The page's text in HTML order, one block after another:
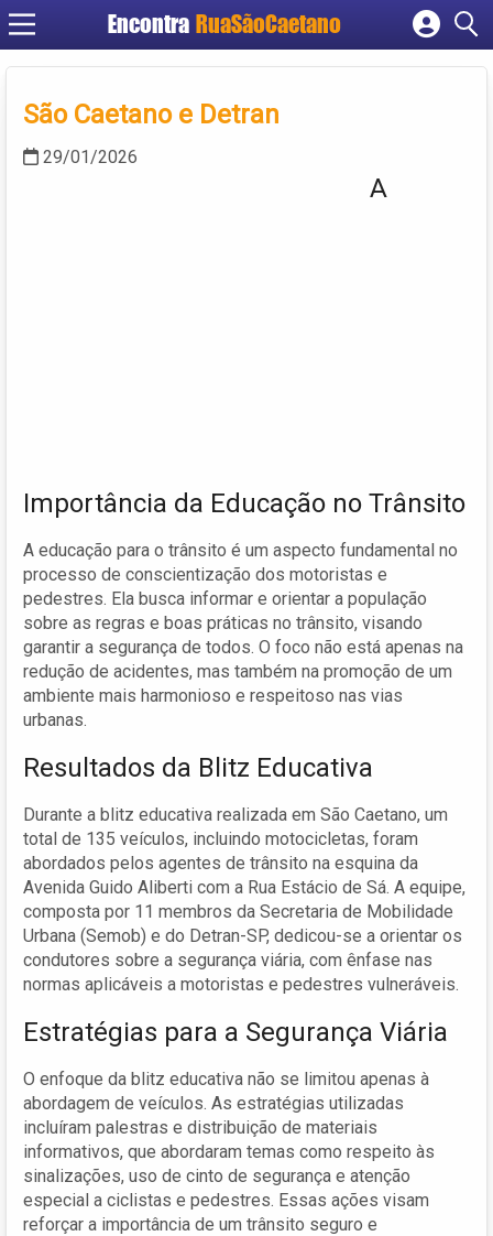
Encontra RuaSãoCaetano
Cadastrar empresa
Criar conta
São Caetano e Detran
29/01/2026
A
Importância da Educação no Trânsito
A educação para o trânsito é um aspecto fundamental no
processo de conscientização dos motoristas e
pedestres. Ela busca informar e orientar a população
sobre as regras e boas práticas no trânsito, visando
garantir a segurança de todos. O foco não está apenas na
redução de acidentes, mas também na promoção de um
ambiente mais harmonioso e respeitoso nas vias
urbanas.
Resultados da Blitz Educativa
Durante a blitz educativa realizada em São Caetano, um
total de 135 veículos, incluindo motocicletas, foram
abordados pelos agentes de trânsito na esquina da
Avenida Guido Aliberti com a Rua Estácio de Sá. A equipe,
composta por 11 membros da Secretaria de Mobilidade
Urbana (Semob) e do Detran-SP, dedicou-se a orientar os
condutores sobre a segurança viária, com ênfase nas
normas aplicáveis a motoristas e pedestres vulneráveis.
Estratégias para a Segurança Viária
O enfoque da blitz educativa não se limitou apenas à
abordagem de veículos. As estratégias utilizadas
incluíram palestras e distribuição de materiais
informativos, que abordaram temas como respeito às
sinalizações, uso de cinto de segurança e atenção
especial a ciclistas e pedestres. Essas ações visam
reforçar a importância de um trânsito seguro e